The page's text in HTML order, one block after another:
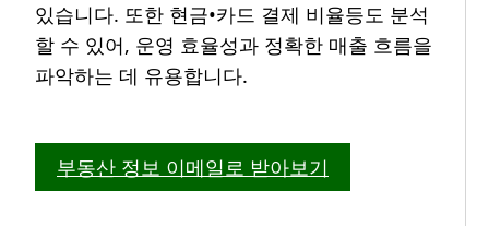
있습니다. 또한 현금•카드 결제 비율등도 분석
할 수 있어, 운영 효율성과 정확한 매출 흐름을
파악하는 데 유용합니다.
부동산 정보 이메일로 받아보기